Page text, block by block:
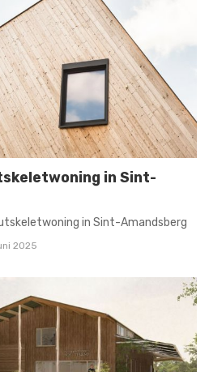
in Sint-
in Sint-Amandsberg
2025